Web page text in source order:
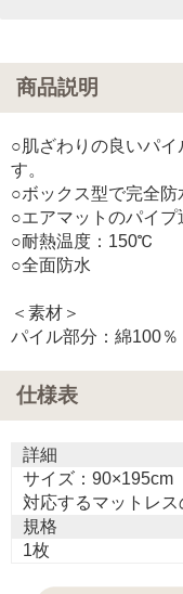
商品説明
○肌ざわりの良いパ
す。
○ボックス型で完全防
○エアマットのパイプ
○耐熱温度：150℃
○全面防水
＜素材＞
パイル部分：綿100％
仕様表
詳細
サイズ：90×195cm
対応するマットレ
規格
1枚